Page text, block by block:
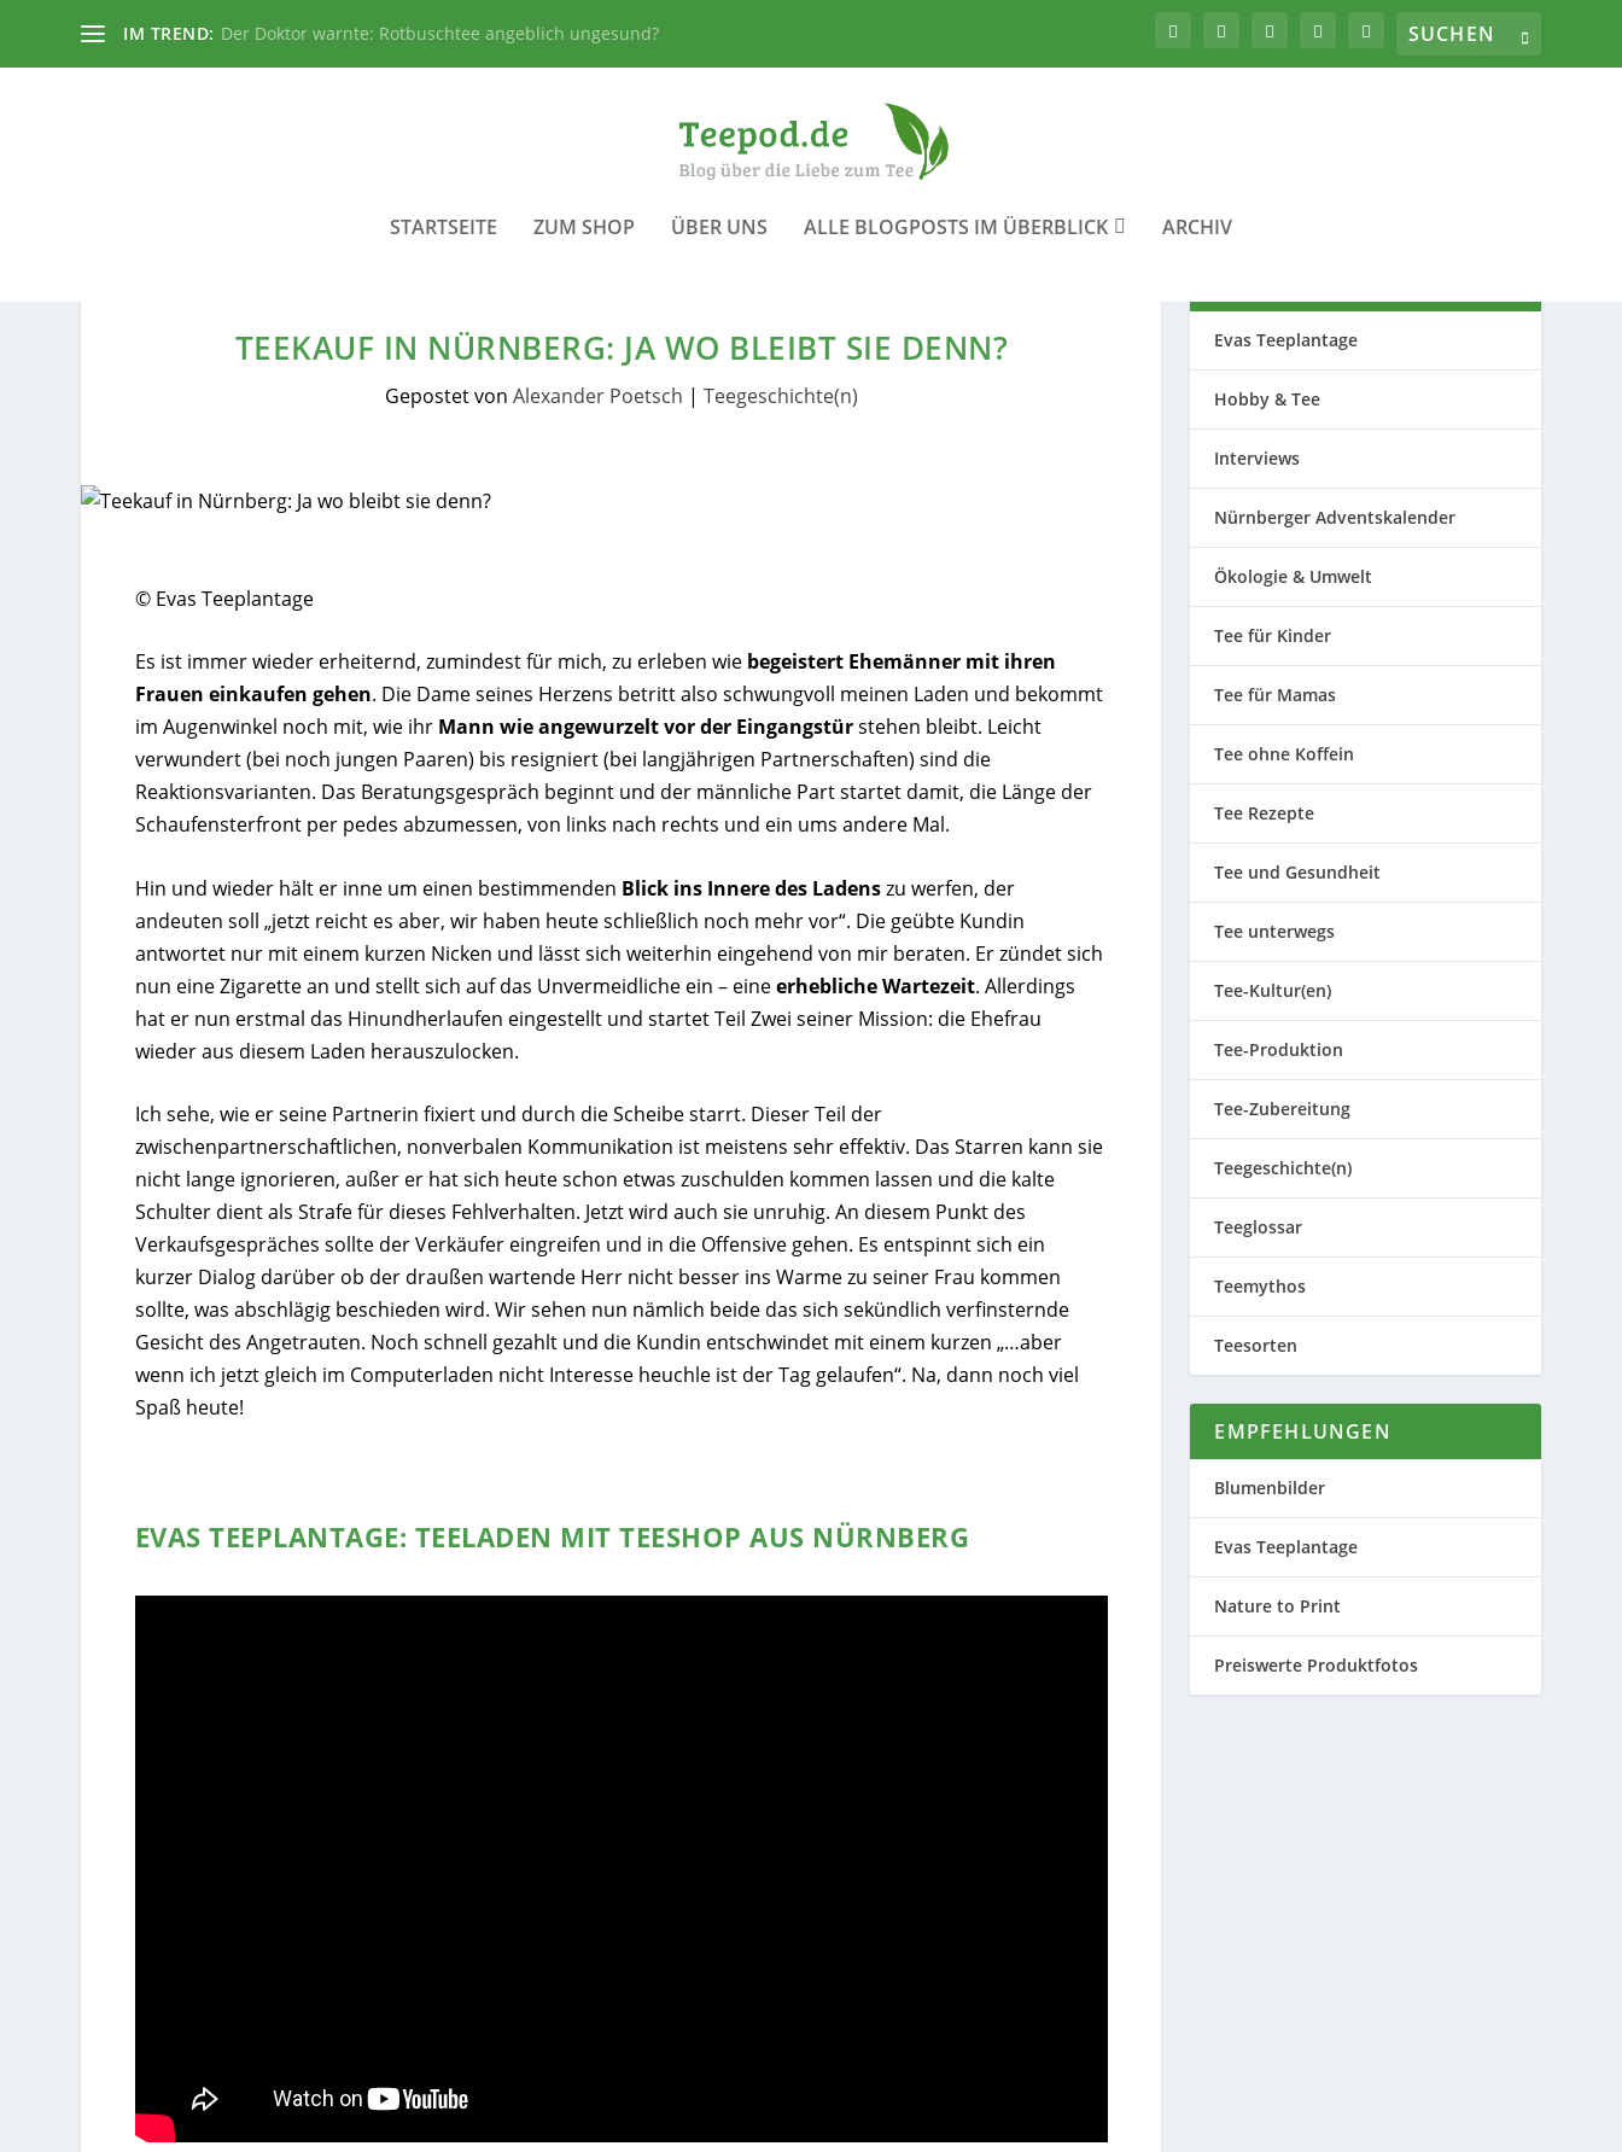
IM TREND: Der Doktor warnte: Rotbuschtee angeblich ungesund?
STARTSEITE ZUM SHOP ÜBER UNS ALLE BLOGPOSTS IM ÜBERBLICK ARCHIV
TEEKAUF IN NÜRNBERG: JA WO BLEIBT SIE DENN?
Gepostet von Alexander Poetsch | Teegeschichte(n)
© Evas Teeplantage
Es ist immer wieder erheiternd, zumindest für mich, zu erleben wie begeistert Ehemänner mit ihren
Frauen einkaufen gehen. Die Dame seines Herzens betritt also schwungvoll meinen Laden und bekommt
im Augenwinkel noch mit, wie ihr Mann wie angewurzelt vor der Eingangstürstehen bleibt. Leicht
verwundert (bei noch jungen Paaren) bis resigniert (bei langjährigen Partnerschaften) sind die
Reaktionsvarianten. Das Beratungsgespräch beginnt und der männliche Part startet damit, die Länge der
Schaufensterfront per pedes abzumessen, von links nach rechts und ein ums andere Mal.
Hin und wieder hält er inne um einen bestimmenden Blick ins Innere des Ladenszu werfen, der
andeuten soll „jetzt reicht es aber, wir haben heute schließlich noch mehr vor“. Die geübte Kundin
antwortet nur mit einem kurzen Nicken und lässt sich weiterhin eingehend von mir beraten. Er zündet sich
nun eine Zigarette an und stellt sich auf das Unvermeidliche ein – eineerhebliche Wartezeit. Allerdings
hat er nun erstmal das Hinundherlaufen eingestellt und startet Teil Zwei seiner Mission: die Ehefrau
wieder aus diesem Laden herauszulocken.
Ich sehe, wie er seine Partnerin fixiert und durch die Scheibe starrt. Dieser Teil der
zwischenpartnerschaftlichen, nonverbalen Kommunikation ist meistens sehr effektiv. Das Starren kann sie
nicht lange ignorieren, außer er hat sich heute schon etwas zuschulden kommen lassen und die kalte
Schulter dient als Strafe für dieses Fehlverhalten. Jetzt wird auch sie unruhig. An diesem Punkt des
Verkaufsgespräches sollte der Verkäufer eingreifen und in die Offensive gehen. Es entspinnt sich ein
kurzer Dialog darüber ob der draußen wartende Herr nicht besser ins Warme zu seiner Frau kommen
sollte, was abschlägig beschieden wird. Wir sehen nun nämlich beide das sich sekündlich verfinsternde
Gesicht des Angetrauten. Noch schnell gezahlt und die Kundin entschwindet mit einem kurzen „…aber
wenn ich jetzt gleich im Computerladen nicht Interesse heuchle ist der Tag gelaufen“. Na, dann noch viel
Spaß heute!
EVAS TEEPLANTAGE: TEELADEN MIT TEESHOP AUS NÜRNBERG
Evas Teeplantage
Hobby & Tee
Interviews
Nürnberger Adventskalender
Ökologie & Umwelt
Tee für Kinder
Tee für Mamas
Tee ohne Koffein
Tee Rezepte
Tee und Gesundheit
Tee unterwegs
Tee-Kultur(en)
Tee-Produktion
Tee-Zubereitung
Teegeschichte(n)
Teeglossar
Teemythos
Teesorten
EMPFEHLUNGEN
Blumenbilder
Evas Teeplantage
Nature to Print
Preiswerte Produktfotos